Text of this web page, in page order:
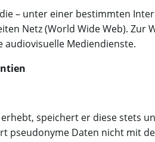
– unter einer bestimmten
Netz (World Wide Web).
Mediendienste.
speichert er diese stets
pseudonyme Daten nicht mit